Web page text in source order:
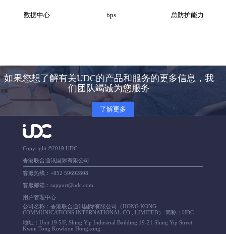
数据中心 bps 总防护能力
如果您想了解有关UDC的产品和服务的更多信息，我
们团队竭诚为您服务
了解更多
Copyright ©2019 UDC
香港联合通讯国际有限公司
客服热线：+852 59692808
客服邮箱：support@udc.com
用户管理中心
公司名称：香港联合通讯国际有限公司（HONG KONG
COMMUNICATIONS INTERNATIONAL CO., LIMITED） 简称：UDC
地址：Unit 19 5/F, Shing Yip Industrial Building 19-21 Shing Yip Street
Kwun Tong Kowloon Hongkong